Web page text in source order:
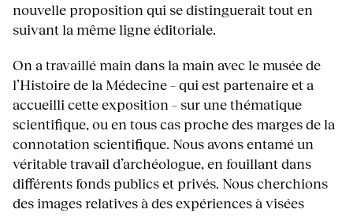
nouvelle proposition qui se distinguerait tout en
suivant la même ligne éditoriale.
On a travaillé main dans la main avec le musée de
l’Histoire de la Médecine – qui est partenaire et a
accueilli cette exposition – sur une thématique
scientifique, ou en tous cas proche des marges de la
connotation scientifique. Nous avons entamé un
véritable travail d’archéologue, en fouillant dans
différents fonds publics et privés. Nous cherchions
des images relatives à des expériences à visées